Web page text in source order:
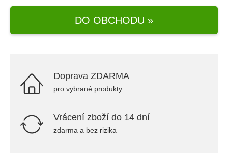
DO OBCHODU »
Doprava ZDARMA
pro vybrané produkty
Vrácení zboží do 14 dní
zdarma a bez rizika